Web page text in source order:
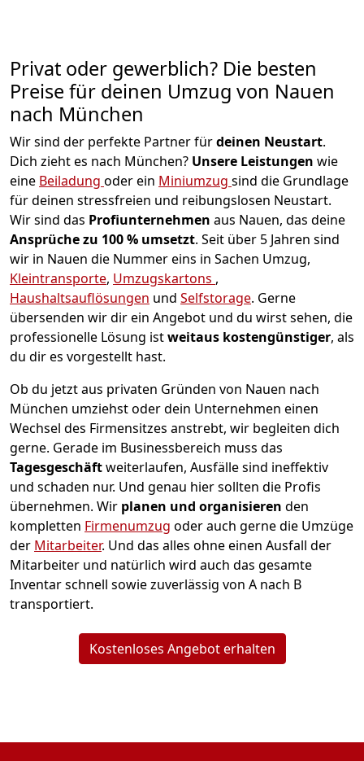
Privat oder gewerblich? Die besten
Preise für deinen Umzug von Nauen
nach München
Wir sind der perfekte Partner fürdeinen Neustart.
Dich zieht es nach München? Unsere Leistungen wie
eine Beiladung oder ein Miniumzug sind die Grundlage
für deinen stressfreien und reibungslosen Neustart.
Wir sind das Profiunternehmen aus Nauen, das deine
Ansprüche zu 100 % umsetzt. Seit über 5 Jahren sind
wir in Nauen die Nummer eins in Sachen Umzug,
Kleintransporte, Umzugskartons ,
Haushaltsauflösungen und Selfstorage. Gerne
übersenden wir dir ein Angebot und du wirst sehen, die
professionelle Lösung istweitaus kostengünstiger, als
du dir es vorgestellt hast.
Ob du jetzt aus privaten Gründen von Nauen nach
München umziehst oder dein Unternehmen einen
Wechsel des Firmensitzes anstrebt, wir begleiten dich
gerne. Gerade im Businessbereich muss das
Tagesgeschäftweiterlaufen, Ausfälle sind ineffektiv
und schaden nur. Und genau hier sollten die Profis
übernehmen. Wir planen und organisieren den
kompletten Firmenumzug oder auch gerne die Umzüge
der Mitarbeiter. Und das alles ohne einen Ausfall der
Mitarbeiter und natürlich wird auch das gesamte
Inventar schnell sowie zuverlässig von A nach B
transportiert.
Kostenloses Angebot erhalten